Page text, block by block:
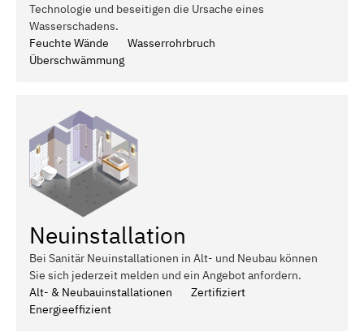
Technologie und beseitigen die Ursache eines
Wasserschadens.
Feuchte Wände
Wasserrohrbruch
Überschwämmung
Neuinstallation
Bei Sanitär Neuinstallationen in Alt- und Neubau können
Sie sich jederzeit melden und ein Angebot anfordern.
Alt- & Neubauinstallationen
Zertifiziert
Energieeffizient